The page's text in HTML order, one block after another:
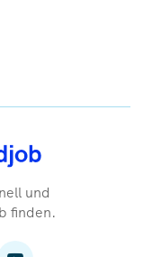
und
finden.